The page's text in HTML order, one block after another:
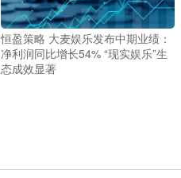
恒盈策略 大麦娱乐发布中期业绩：
净利润同比增长54% “现实娱乐”生
态成效显著